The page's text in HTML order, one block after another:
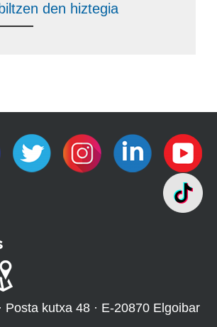
den hiztegia
Posta kutxa 48 · E-20870 Elgoibar